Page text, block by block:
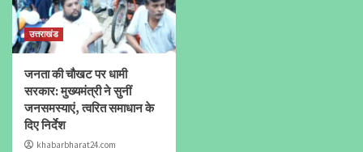
उत्तराखंड
जनता की चौखट पर धामी
सरकार: मुख्यमंत्री ने सुनीं
जनसमस्याएं, त्वरित समाधान के
दिए निर्देश
khabarbharat24.com